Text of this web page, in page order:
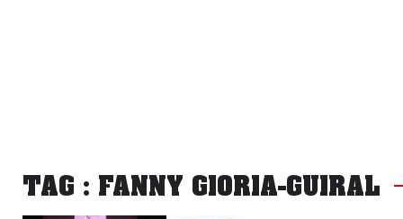
TAG : FANNY GIORIA-GUIRAL